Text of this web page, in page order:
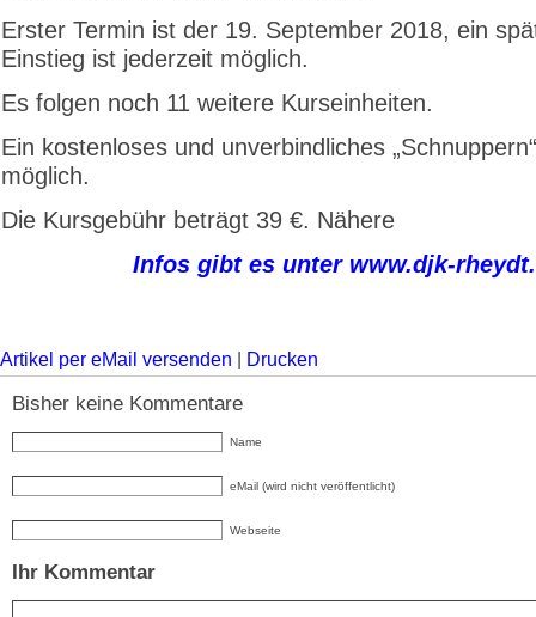
Erster Termin ist der 19. September 2018, ein
Einstieg ist jederzeit möglich.
Es folgen noch 11 weitere Kurseinheiten.
Ein kostenloses und unverbindliches
möglich.
Die Kursgebühr beträgt 39 €. Nähere
Infos gibt es unter www.djk-
Artikel per eMail versenden Drucken
Bisher keine Kommentare
Name
eMail (wird nicht veröffentlicht)
Webseite
Ihr Kommentar